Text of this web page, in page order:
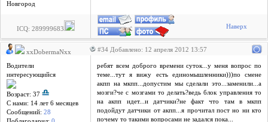
Новгород
ICQ: 289999683 Наверх
xxDobermaNxx #34 Добавлено: 12 апреля 2012 13:57
Водители
интересующийся
Возраст: 37
С нами: 14 лет 6 месяцев
Сообщений: 28
ребят всем доброго времени суток...у меня вопрос по
теме...тут я вижу есть единомышленники)))по смене
акпп на мкпп...допустим мы сделали это...заменили...а
мозги?че с мозгами то делать?ведь блок управления то
на акпп идет...и датчики?не факт что там в мкпп
подойдут датчики от акпп...я прочитал пост но ни кто
почему то такими вопросами не задался пока...